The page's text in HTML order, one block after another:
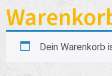
Dein Warenkorb